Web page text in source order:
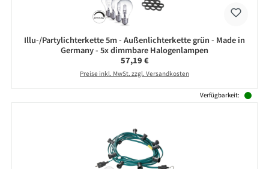
Illu-/Partylichterkette 5m - Außenlichterkette grün - Made in
Germany - 5x dimmbare Halogenlampen
Regulärer Preis:
57,19 €
Preise inkl. MwSt. zzgl. Versandkosten
Verfügbarkeit: